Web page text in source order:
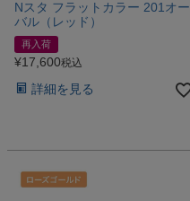
Nスタ フラットカラー 201オー
バル（レッド）
再入荷
¥17,600税込
詳細を見る